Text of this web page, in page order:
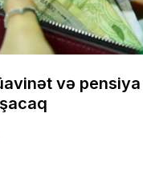
və pensiya